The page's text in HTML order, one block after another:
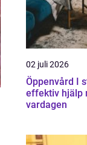
02 juli 2026
Öppenvård I
effektiv hjälp
vardagen